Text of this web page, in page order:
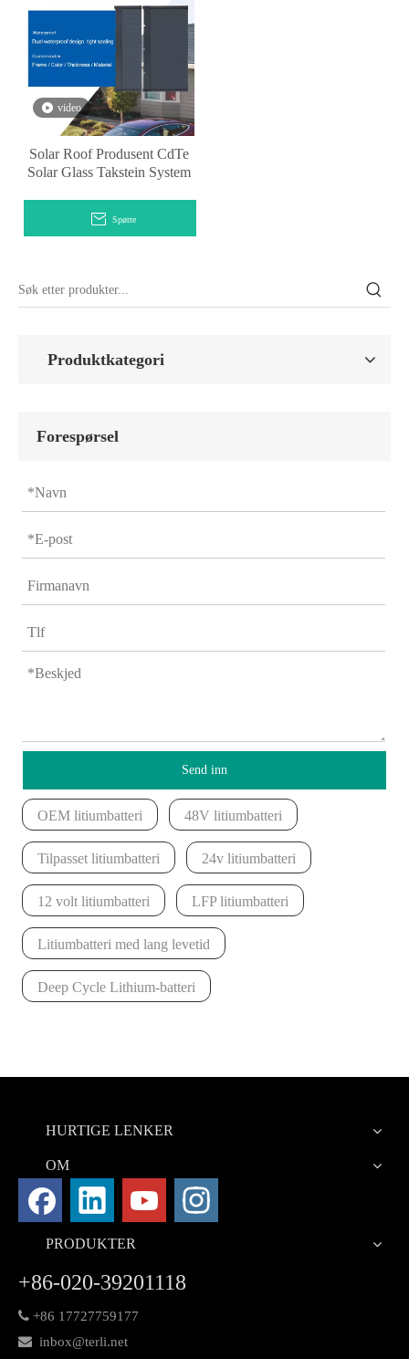
video
Solar Roof Produsent CdTe
Solar Glass Takstein System
Spørre
Produktkategori
Forespørsel
Send inn
OEM litiumbatteri 48V litiumbatteri
Tilpasset litiumbatteri 24v litiumbatteri
12 volt litiumbatteri LFP litiumbatteri
Litiumbatteri med lang levetid
Deep Cycle Lithium-batteri
HURTIGE LENKER
OM
PRODUKTER
+86-020-39201118
 +86 17727759177
 inbox@terli.net